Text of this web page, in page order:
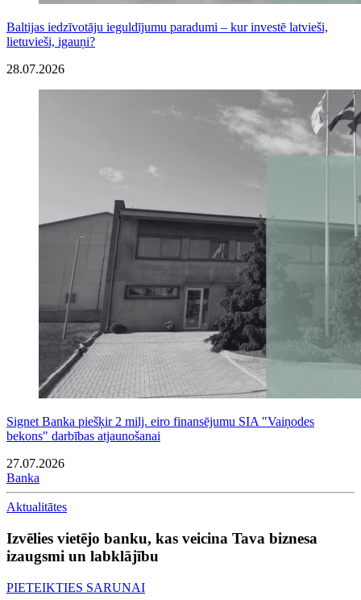
Baltijas iedzīvotāju ieguldījumu paradumi – kur investē latvieši,
lietuvieši, igauņi?
28.07.2026
Signet Banka piešķir 2 milj. eiro finansējumu SIA "Vaiņodes
bekons" darbības atjaunošanai
27.07.2026
Banka
Aktualitātes
Izvēlies vietējo banku, kas veicina Tava biznesa
izaugsmi un labklājību
PIETEIKTIES SARUNAI